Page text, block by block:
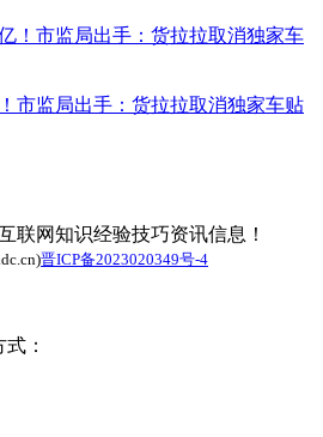
市监局出手：货拉拉取消独家车贴
联网知识经验技巧资讯信息！
晋ICP备2023020349号-4
：